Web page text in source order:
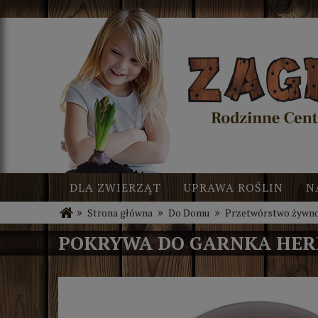
DLA ZWIERZĄT UPRAWA ROŚLIN
BLOG
NOWOŚCI
» Strona główna » Do Domu » Przetwórstwo
POKRYWA DO GARNKA